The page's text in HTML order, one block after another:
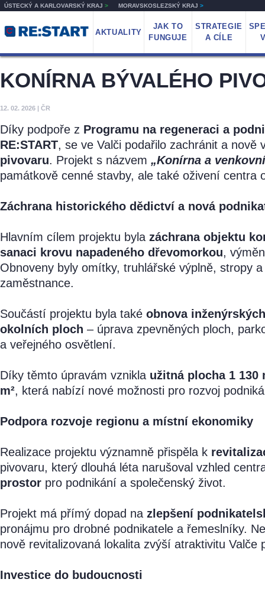
ÚSTECKÝ A KARLOVARSKÝ KRAJ > MORAVSKOSLEZSKÝ KRAJ >
AKTUALITY
JAK TO
FUNGUJE
STRATEGIE
A CÍLE
KONÍRNA BÝVALÉHO
12. 02. 2026 | ČR
Díky podpoře z Programu na regeneraci a
RE:START, se ve Valči podařilo zachránit a
pivovaru. Projekt s názvem „Konírna a
památkově cenné stavby, ale také oživení
Záchrana historického dědictví a nová
Hlavním cílem projektu byla záchrana objektu
sanaci krovu napadeného dřevomorkou,
Obnoveny byly omítky, truhlářské výplně, stropy
zaměstnance.
Součástí projektu byla také obnova
okolních ploch – úprava zpevněných ploch,
a veřejného osvětlení.
Díky těmto úpravám vznikla užitná plocha 1 130
m², která nabízí nové možnosti pro rozvoj
Podpora rozvoje regionu a místní ekonomiky
Realizace projektu významně přispěla k
pivovaru, který dlouhá léta narušoval vzhled
prostor pro podnikání a společenský život.
Projekt má přímý dopad na zlepšení
pronájmu pro drobné podnikatele a řemeslníky.
nově revitalizovaná lokalita zvýší atraktivitu Valče
Investice do budoucnosti